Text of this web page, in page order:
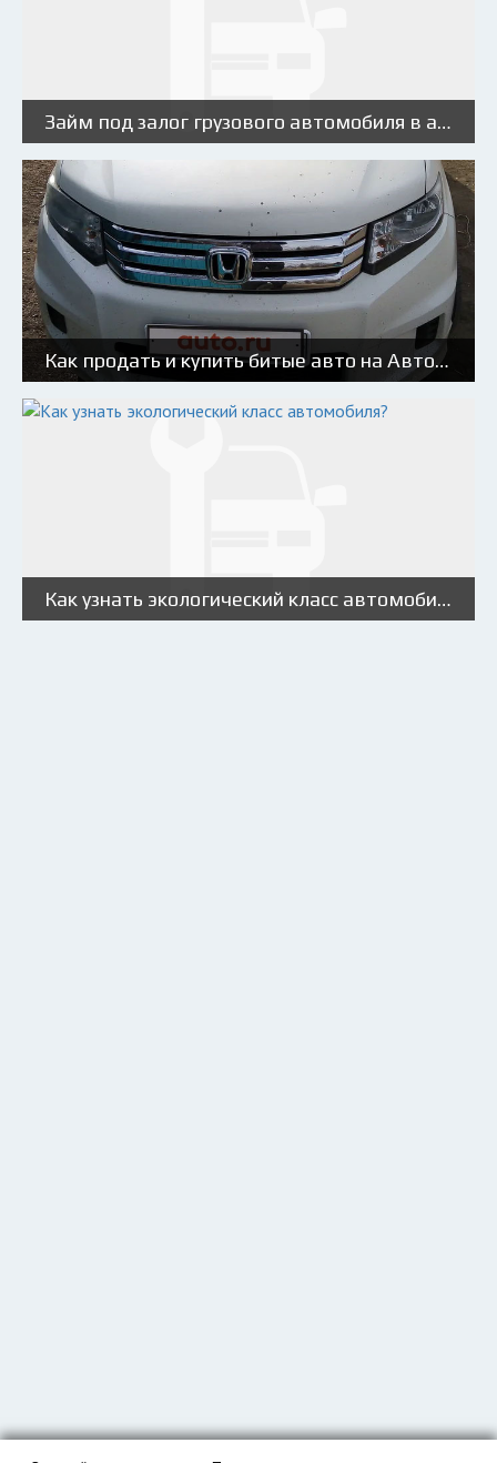
Займ под залог грузового автомобиля в автоломбарде: преимущества и недостатки
Как продать и купить битые авто на Авто.ру: советы и риски
Как узнать экологический класс автомобиля?